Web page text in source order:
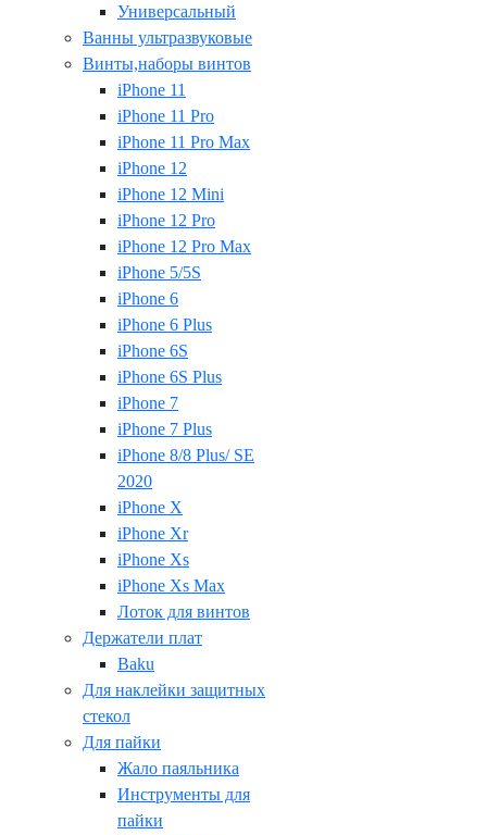
Универсальный
Ванны ультразвуковые
Винты,наборы винтов
iPhone 11
iPhone 11 Pro
iPhone 11 Pro Max
iPhone 12
iPhone 12 Mini
iPhone 12 Pro
iPhone 12 Pro Max
iPhone 5/5S
iPhone 6
iPhone 6 Plus
iPhone 6S
iPhone 6S Plus
iPhone 7
iPhone 7 Plus
iPhone 8/8 Plus/ SE
2020
iPhone X
iPhone Xr
iPhone Xs
iPhone Xs Max
Лоток для винтов
Держатели плат
Baku
Для наклейки защитных
стекол
Для пайки
Жало паяльника
Инструменты для
пайки